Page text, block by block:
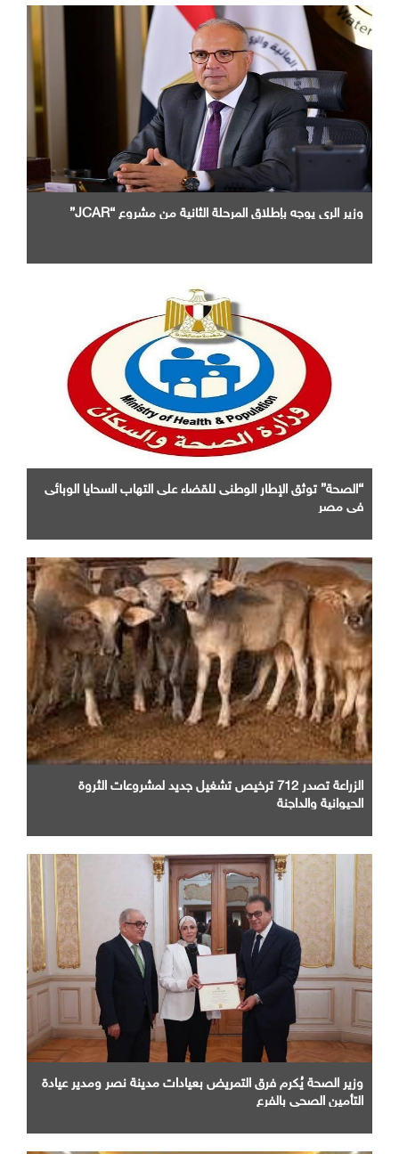
وزير الرى يوجه بإطلاق المرحلة الثانية من مشروع “JCAR”
“الصحة” توثق الإطار الوطنى للقضاء على التهاب السحايا الوبائى
فى مصر
الزراعة تصدر 712 ترخيص تشغيل جديد لمشروعات الثروة
الحيوانية والداجنة
وزير الصحة يُكرم فرق التمريض بعيادات مدينة نصر ومدير عيادة
التأمين الصحى بالفرع